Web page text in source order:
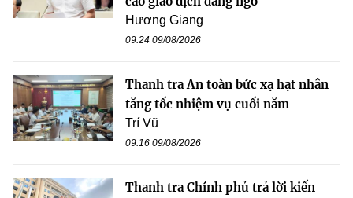
Hương Giang
09:24 09/08/2026
Thanh tra An toàn bức xạ hạt nhân
tăng tốc nhiệm vụ cuối năm
Trí Vũ
09:16 09/08/2026
Thanh tra Chính phủ trả lời kiến